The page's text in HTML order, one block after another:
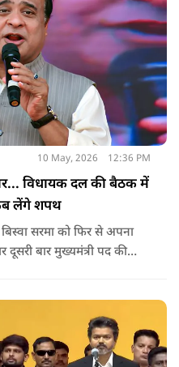
10 May, 2026 12:36 PM
विधायक दल की बैठक में
लेंगे शपथ
सरमा को फिर से अपना
बार मुख्यमंत्री पद की